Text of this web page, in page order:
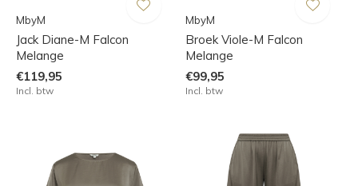
MbyM
Jack Diane-M Falcon
Melange
€119,95
Incl. btw
MbyM
Broek Viole-M Falcon
Melange
€99,95
Incl. btw